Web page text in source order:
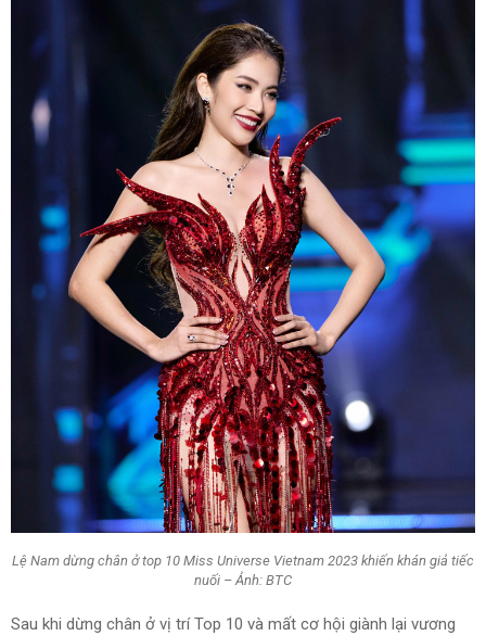
Lệ Nam dừng chân ở top 10 Miss Universe Vietnam 2023 khiến khán giả tiếc
nuối – Ảnh: BTC
Sau khi dừng chân ở vị trí Top 10 và mất cơ hội giành lại vương